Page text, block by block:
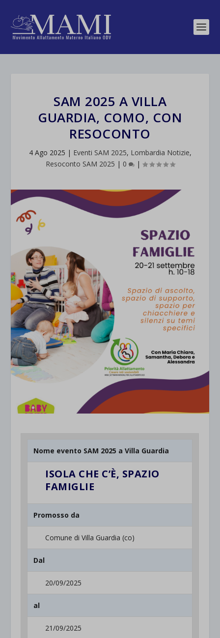
SAM 2025 A VILLA
GUARDIA, COMO, CON
RESOCONTO
4 Ago 2025 | Eventi SAM 2025, Lombardia Notizie,
Resoconto SAM 2025 | 0 |
Nome evento SAM 2025 a Villa Guardia
ISOLA CHE C’È, SPAZIO
FAMIGLIE
Promosso da
Comune di Villa Guardia (co)
Dal
20/09/2025
al
21/09/2025